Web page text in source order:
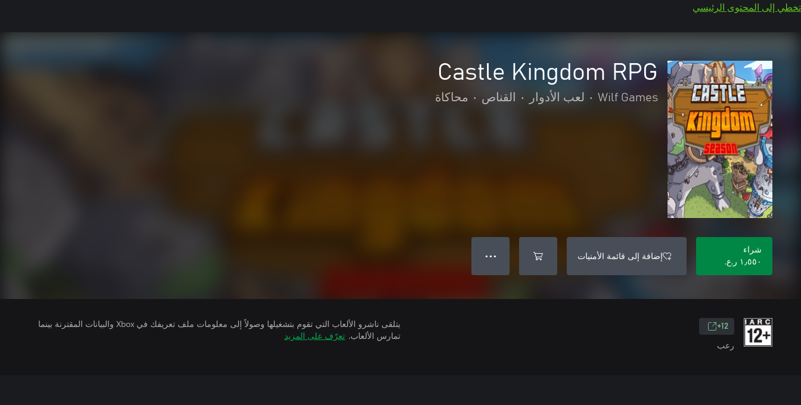
تخطي إلى المحتوى الرئيسي
Castle Kingdom RPG
Wilf Games
• لعب الأدوار • القناص • محاكاة
شراء
١٫٥٥٠ ر.ع.‏
إضافة إلى قائمة الأمنيات ● ● ●
12+
رعب
يتلقى ناشرو الألعاب التي تقوم بتشغيلها وصولاً إلى معلومات ملف تعريفك في Xbox والبيانات المقترنة بينما
تمارس الألعاب. تعرّف على المزيد